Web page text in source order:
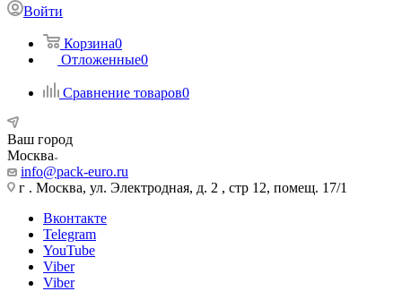
Войти
Корзина0
Отложенные0
Сравнение товаров0
Ваш город
Москва
info@pack-euro.ru
г . Москва, ул. Электродная, д. 2 , стр 12, помещ. 17/1
Вконтакте
Telegram
YouTube
Viber
Viber